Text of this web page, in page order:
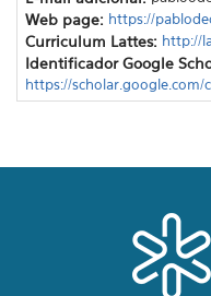
Web page: https://
Curriculum Lattes: http://
Identificador Google
https://scholar.google.com/